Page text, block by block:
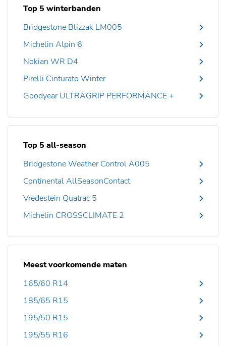
Top 5 winterbanden
Bridgestone Blizzak LM005
Michelin Alpin 6
Nokian WR D4
Pirelli Cinturato Winter
Goodyear ULTRAGRIP PERFORMANCE +
Top 5 all-season
Bridgestone Weather Control A005
Continental AllSeasonContact
Vredestein Quatrac 5
Michelin CROSSCLIMATE 2
Meest voorkomende maten
165/60 R14
185/65 R15
195/50 R15
195/55 R16